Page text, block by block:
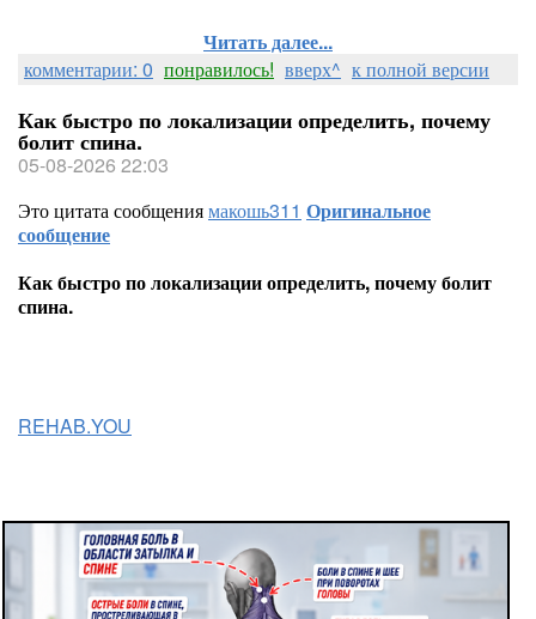
Читать далее...
комментарии: 0 понравилось! вверх^ к полной версии
Как быстро по локализации определить, почему
болит спина.
05-08-2026 22:03
Это цитата сообщениямакошь311 Оригинальное
сообщение
Как быстро по локализации определить, почему болит
спина.
REHAB.YOU